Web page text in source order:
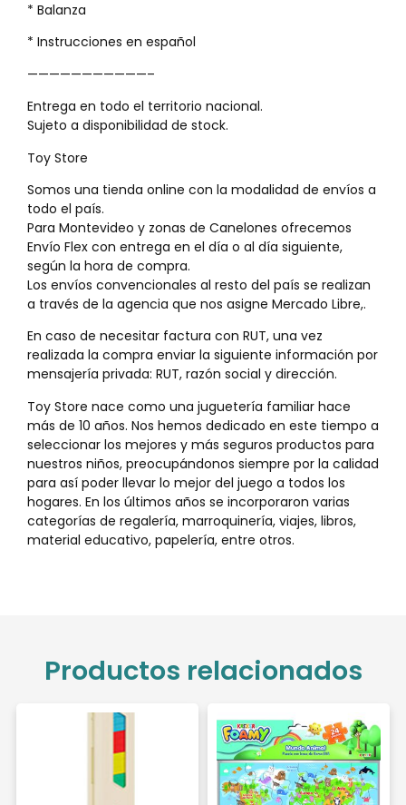
* Balanza
* Instrucciones en español
———————————–
Entrega en todo el territorio nacional.
Sujeto a disponibilidad de stock.
Toy Store
Somos una tienda online con la modalidad de envíos a
todo el país.
Para Montevideo y zonas de Canelones ofrecemos
Envío Flex con entrega en el día o al día siguiente,
según la hora de compra.
Los envíos convencionales al resto del país se realizan
a través de la agencia que nos asigne Mercado Libre,.
En caso de necesitar factura con RUT, una vez
realizada la compra enviar la siguiente información por
mensajería privada: RUT, razón social y dirección.
Toy Store nace como una juguetería familiar hace
más de 10 años. Nos hemos dedicado en este tiempo a
seleccionar los mejores y más seguros productos para
nuestros niños, preocupándonos siempre por la calidad
para así poder llevar lo mejor del juego a todos los
hogares. En los últimos años se incorporaron varias
categorías de regalería, marroquinería, viajes, libros,
material educativo, papelería, entre otros.
Productos relacionados